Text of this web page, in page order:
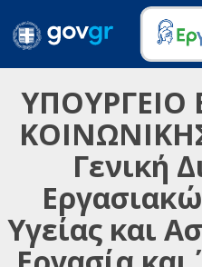
ΥΠΟΥΡΓΕΙΟ
Γενική
Υγείας και